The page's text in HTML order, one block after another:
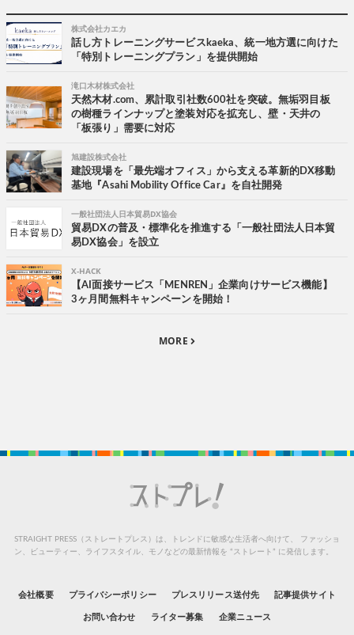
株式会社カエカ
話し方トレーニングサービスkaeka、統一地方選に向けた
「特別トレーニングプラン」を提供開始
滝口木材株式会社
天然木材.com、累計取引社数600社を突破。無垢羽目板
の樹種ラインナップと塗装対応を拡充し、壁・天井の
「板張り」需要に対応
旭建設株式会社
建設現場を「最先端オフィス」から支える革新的DX移動
基地『Asahi Mobility Office Car』を自社開発
一般社団法人日本貿易DX協会
貿易DXの普及・標準化を推進する「一般社団法人日本貿
易DX協会」を設立
X-HACK
【AI面接サービス「MENREN」企業向けサービス機能】
3ヶ月間無料キャンペーンを開始！
MORE
STRAIGHT PRESS（ストレートプレス）は、トレンドに敏感な生活者へ向けて、
ファッショ
ン、ビューティー、ライフスタイル、モノなどの最新情報を “ストレート” に発信します。
会社概要 プライバシーポリシー プレスリリース送付先 記事提供サイト
お問い合わせ ライター募集 企業ニュース